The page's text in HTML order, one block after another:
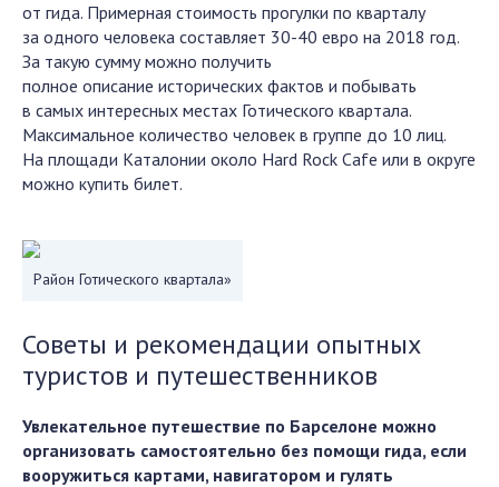
от гида. Примерная стоимость прогулки по кварталу
за одного человека составляет 30-40 евро на 2018 год.
За такую сумму можно получить
полное описание исторических фактов и побывать
в самых интересных местах Готического квартала.
Максимальное количество человек в группе до 10 лиц.
На площади Каталонии около Hard Rock Cafe или в округе
можно купить билет.
Район Готического квартала»
Советы и рекомендации опытных
туристов и путешественников
Увлекательное путешествие по Барселоне можно
организовать самостоятельно без помощи гида, если
вооружиться картами, навигатором и гулять